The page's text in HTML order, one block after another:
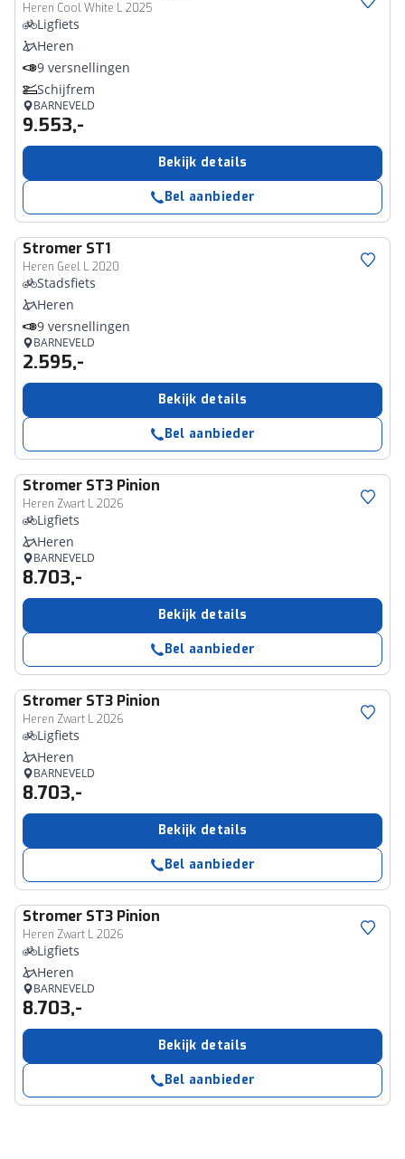
Heren Cool White L 2025
Ligfiets
Heren
9 versnellingen
Schijfrem
BARNEVELD
9.553,-
Bekijk details
Bel aanbieder
Stromer ST1
Heren Geel L 2020
Stadsfiets
Heren
9 versnellingen
BARNEVELD
2.595,-
Bekijk details
Bel aanbieder
Stromer ST3 Pinion
Heren Zwart L 2026
Ligfiets
Heren
BARNEVELD
8.703,-
Bekijk details
Bel aanbieder
Stromer ST3 Pinion
Heren Zwart L 2026
Ligfiets
Heren
BARNEVELD
8.703,-
Bekijk details
Bel aanbieder
Stromer ST3 Pinion
Heren Zwart L 2026
Ligfiets
Heren
BARNEVELD
8.703,-
Bekijk details
Bel aanbieder